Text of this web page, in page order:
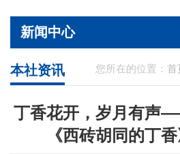
新闻中心
您所在的位置： 首
本社资讯
丁香花开，岁月有声
《西砖胡同的丁